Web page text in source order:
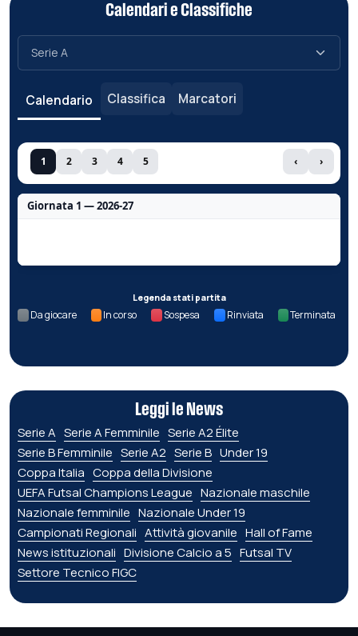
Calendari e Classifiche
Calendario Classifica Marcatori
1 2 3 4 5 ‹ ›
Giornata 1 — 2026-27
Legenda stati partita
Da giocare In corso Sospesa Rinviata Terminata
Leggi le News
Serie A Serie A Femminile Serie A2 Élite
Serie B Femminile Serie A2 Serie B Under 19
Coppa Italia Coppa della Divisione
UEFA Futsal Champions League Nazionale maschile
Nazionale femminile Nazionale Under 19
Campionati Regionali Attività giovanile Hall of Fame
News istituzionali Divisione Calcio a 5 Futsal TV
Settore Tecnico FIGC